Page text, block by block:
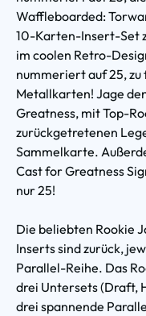
Waffleboarded:
10-Karten-Insert-Set
im coolen Retro-
nummeriert auf 25, zu
Metallkarten! Jage
Greatness, mit Top-
zurückgetretenen
Sammelkarte.
Cast for Greatness
nur 25!
Die beliebten Rookie
Inserts sind zurück,
Parallel-Reihe. Das
drei Untersets (Draft,
drei spannende